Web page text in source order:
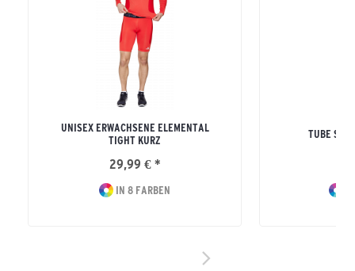
UNISEX ERWACHSENE ELEMENTAL
TIGHT KURZ
29,99 € *
IN 8 FARBEN
TUBE